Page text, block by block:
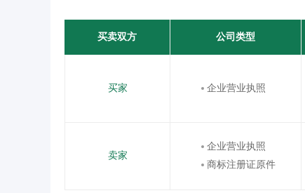
买卖双方 公司类型
买家 企业营业执照
卖家
企业营业执照
商标注册证原件